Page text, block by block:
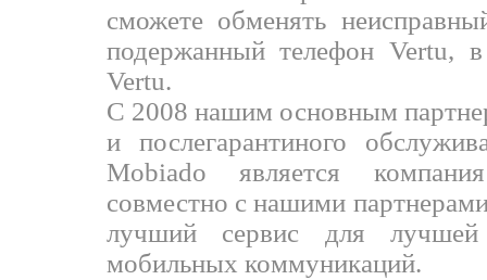
сможете обменять
подержанный телефон Vertu,
Vertu.
С 2008 нашим основным
и послегарантиного
Mobiado является
совместно с нашими
лучший сервис для
мобильных коммуникаций.